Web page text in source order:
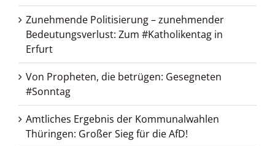
Zunehmende Politisierung – zunehmender
Bedeutungsverlust: Zum #Katholikentag in
Erfurt
Von Propheten, die betrügen: Gesegneten
#Sonntag
Amtliches Ergebnis der Kommunalwahlen
Thüringen: Großer Sieg für die AfD!